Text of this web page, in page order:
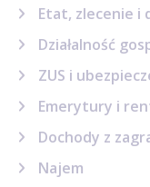
Etat, zlecenie i
Działalność
ZUS i
Emerytury i
Dochody z
Najem